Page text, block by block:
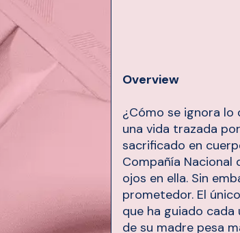
Overview
¿Cómo se ignora
una vida trazada
sacrificado en
Compañía Nacional
ojos en ella. Sin
prometedor. El
que ha guiado cada
de su madre pesa